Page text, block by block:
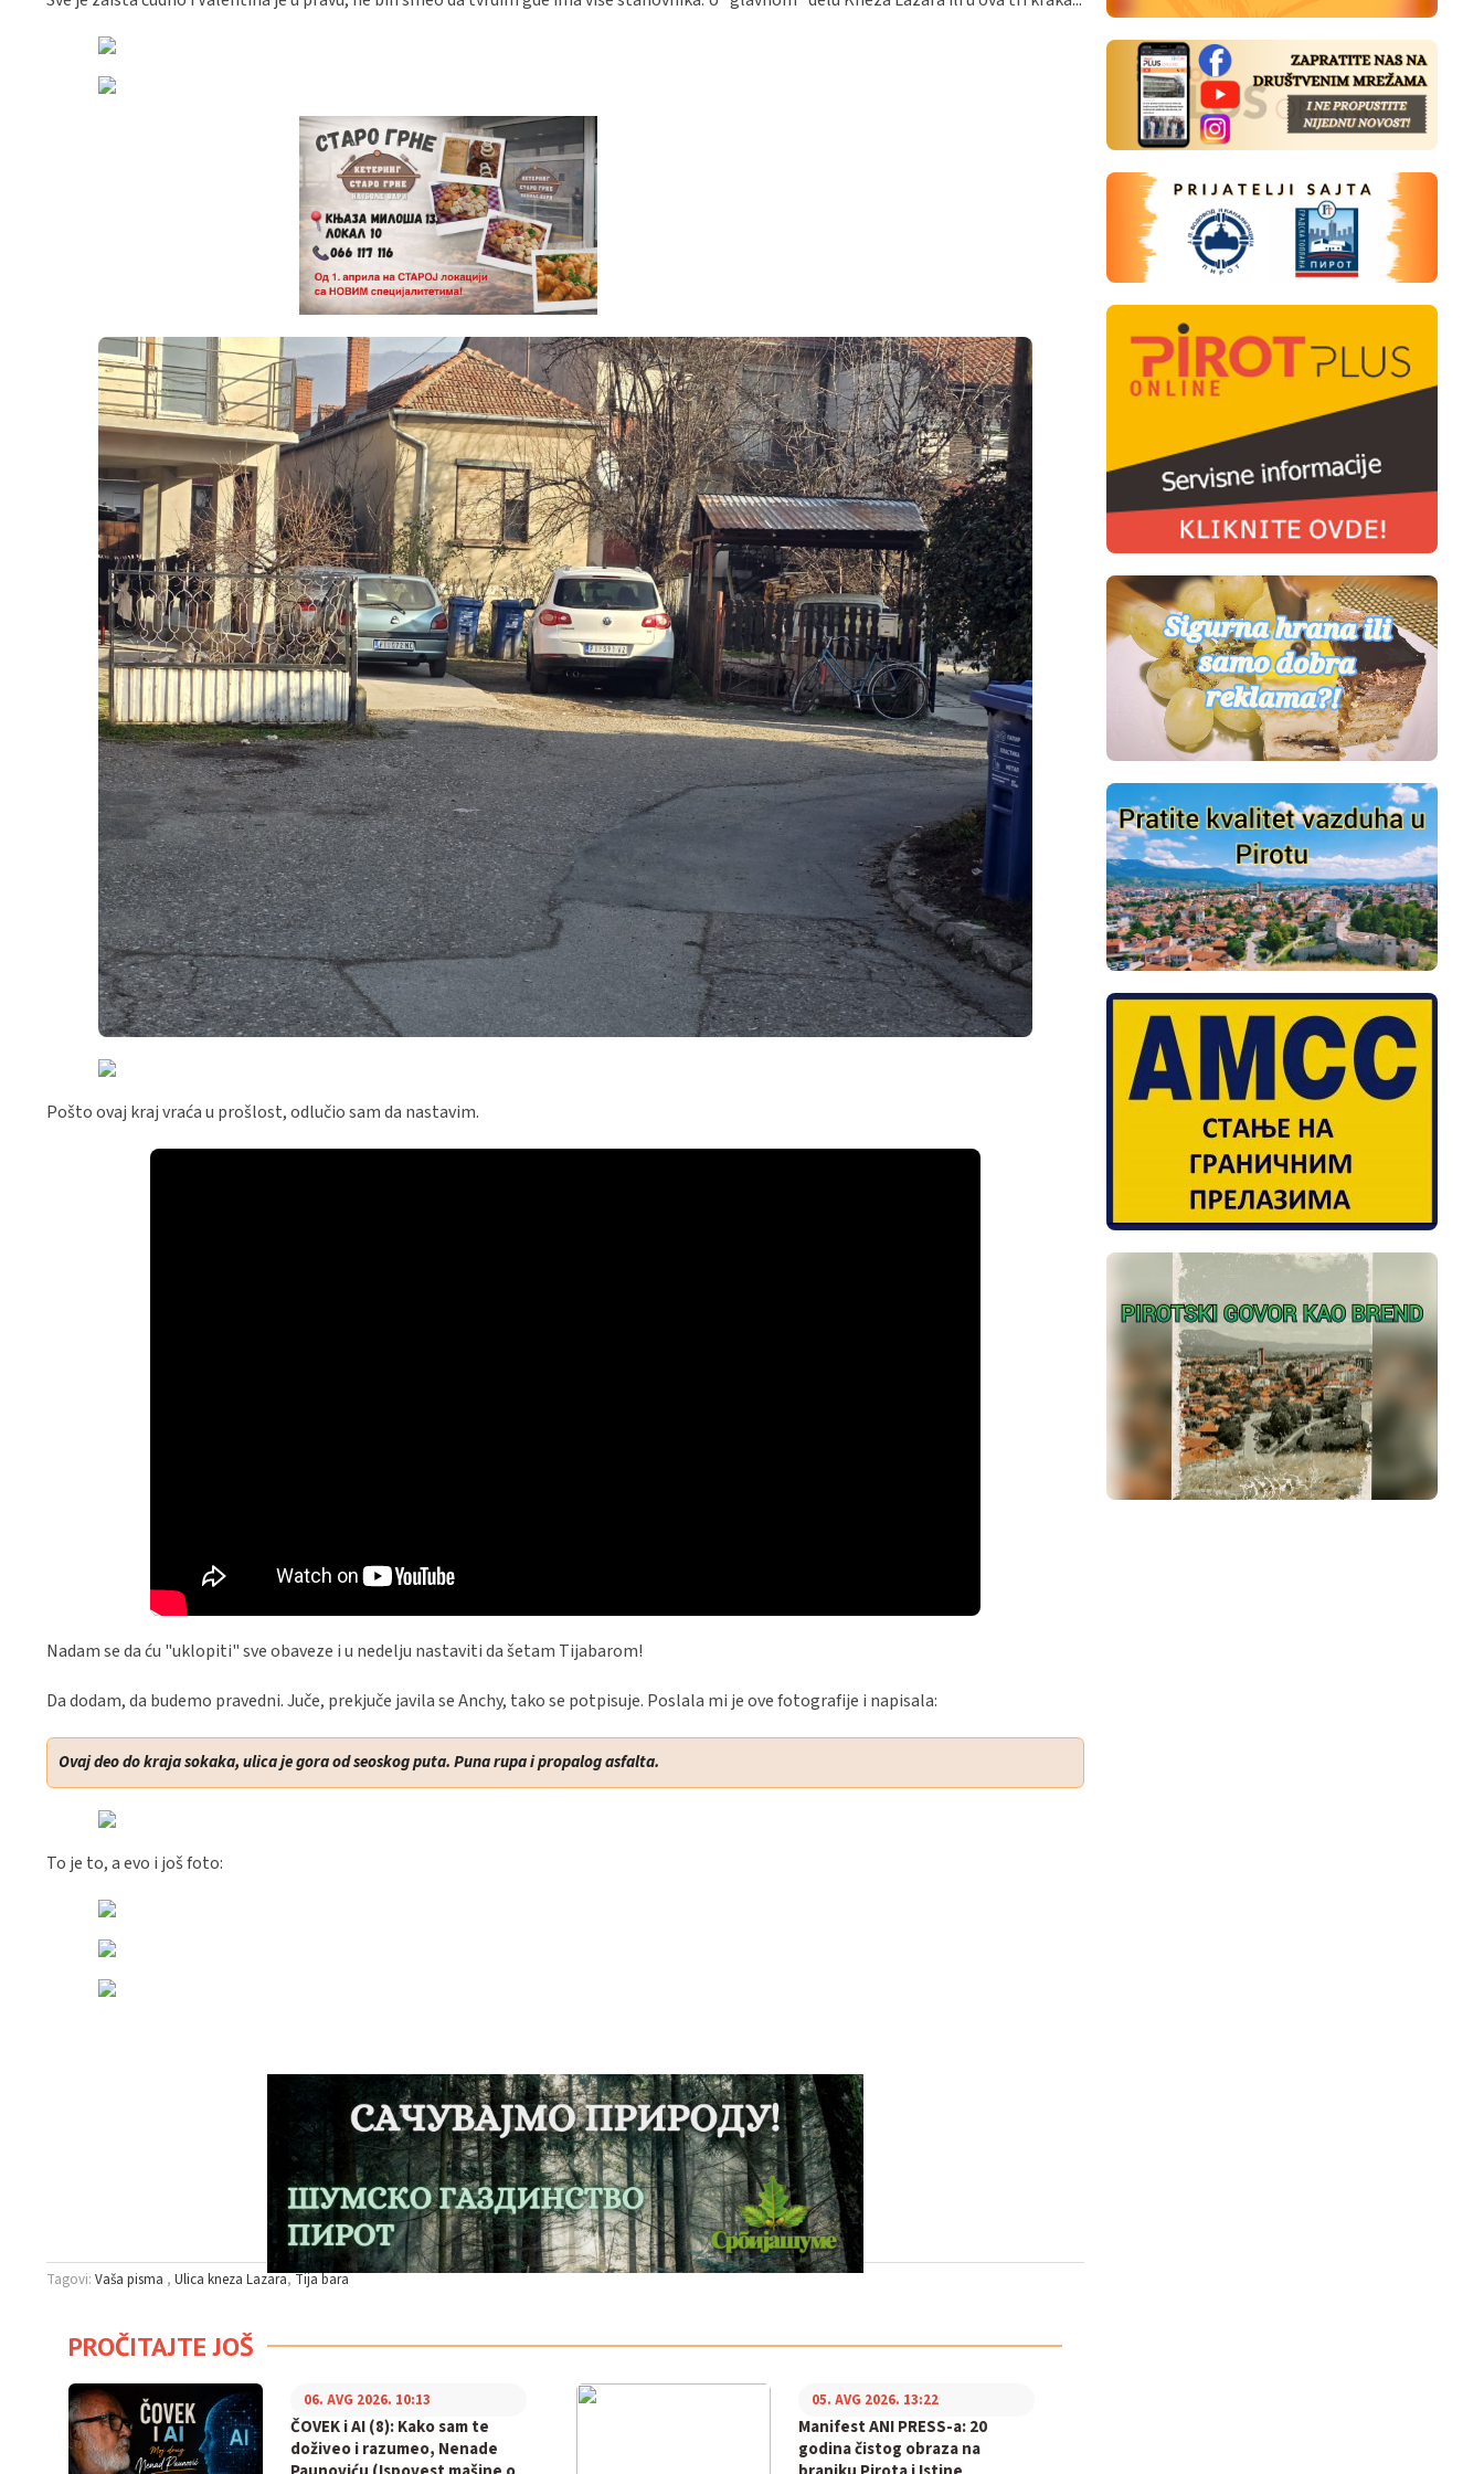
Pošto ovaj kraj vraća u prošlost, odlučio sam da nastavim.
Nadam se da ću "uklopiti" sve obaveze i u nedelju nastaviti da šetam Tijabarom!
Da dodam, da budemo pravedni. Juče, prekjuče javila se Anchy, tako se potpisuje. Poslala mi je ove fotografije i napisala:
Ovaj deo do kraja sokaka, ulica je gora od seoskog puta. Puna rupa i propalog asfalta.
To je to, a evo i još foto:
Tagovi: Vaša pisma Ulica kneza Lazara Tija bara
PROČITAJTE JOŠ
ČOVEK i AI (8): Kako sam te
doživeo i razumeo, Nenade
06. AVG 2026. 10:13
Manifest ANI PRESS-a: 20
godina čistog obraza na
05. AVG 2026. 13:22